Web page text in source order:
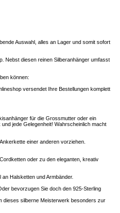
Auswahl, alles an Lager und somit sofort
Nebst diesen reinen Silberanhänger umfasst
können:
versendet Ihre Bestellungen komplett
für die Grossmutter oder ein
jede Gelegenheit! Wahrscheinlich macht
einer anderen vorziehen.
oder zu den eleganten, kreativ
Halsketten und Armbänder.
bevorzugen Sie doch den 925-Sterling
dieses silberne Meisterwerk besonders zur